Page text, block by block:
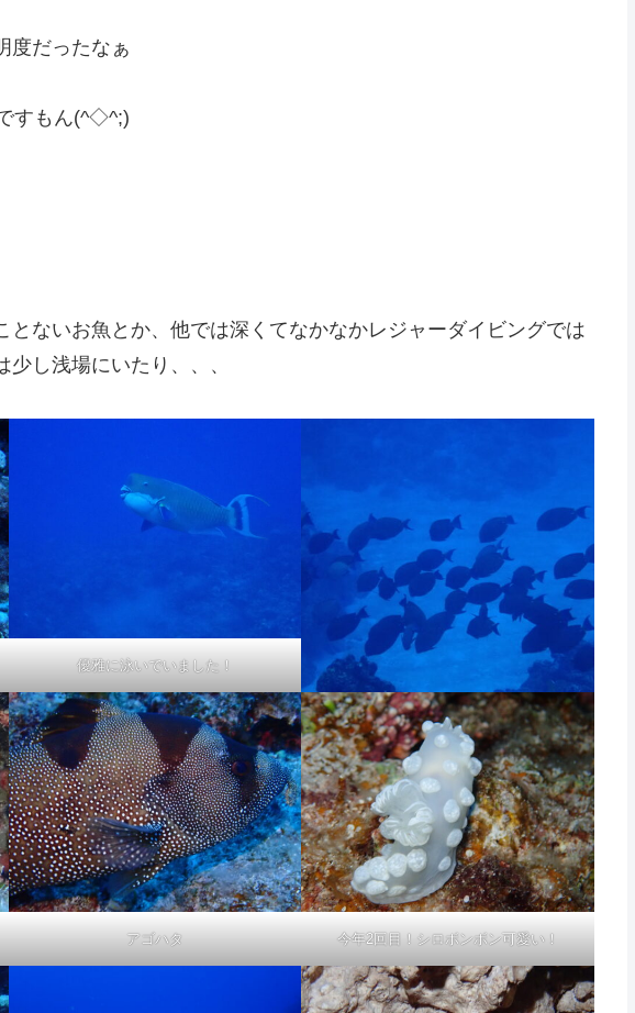
度だったなぁ
すもん(^◇^;)
とないお魚とか、他では深くてなかなかレジャーダイビングでは
し浅場にいたり、、、
優雅に泳いでいました！
アゴハタ 今年2回目！シロボンボン可愛い！